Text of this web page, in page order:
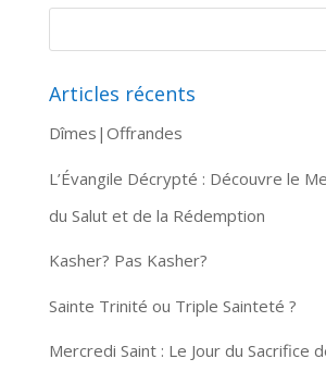
Articles récents
Dîmes|Offrandes
L’Évangile Décrypté : Découvre le
du Salut et de la Rédemption
Kasher? Pas Kasher?
Sainte Trinité ou Triple Sainteté ?
Mercredi Saint : Le Jour du Sacrifice